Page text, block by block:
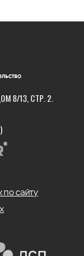
8/13, СТР. 2.
по сайту